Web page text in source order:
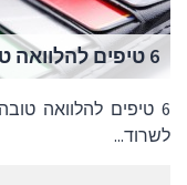
6 טיפים להלוואה טובה לעסק חדש
6 טיפים להלוואה
לשרוד...